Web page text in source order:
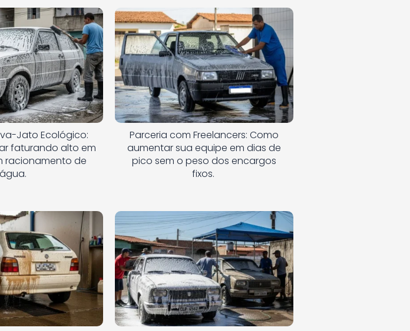
Jato Ecológico:
faturando alto em
racionamento de
água.
Parceria com Freelancers: Como
aumentar sua equipe em dias de
pico sem o peso dos encargos
fixos.